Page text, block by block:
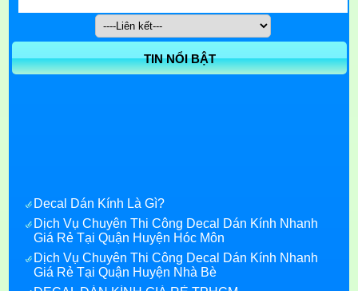
TIN NỔI BẬT
Decal Dán Kính Là Gì?
Dịch Vụ Chuyên Thi Công Decal Dán Kính Nhanh
Giá Rẻ Tại Quận Huyện Hóc Môn
Dịch Vụ Chuyên Thi Công Decal Dán Kính Nhanh
Giá Rẻ Tại Quận Huyện Nhà Bè
DECAL DÁN KÍNH GIÁ RẺ TPHCM